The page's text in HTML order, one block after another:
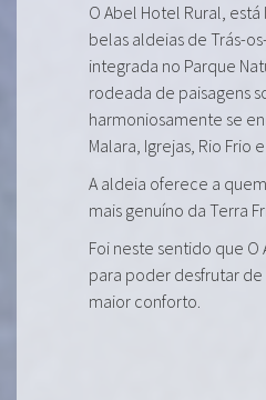
O Abel Hotel Rural,
belas aldeias de Trás-
integrada no Parque
rodeada de paisagens
harmoniosamente se
Malara, Igrejas, Rio Frio
A aldeia oferece a
mais genuíno da Terra
Foi neste sentido que
para poder desfrutar
maior conforto.